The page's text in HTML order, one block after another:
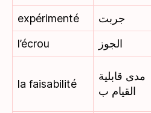
expérimenté
جربت
l’écrou
الجوز
la faisabilité
مدى قابلية
القيام ب